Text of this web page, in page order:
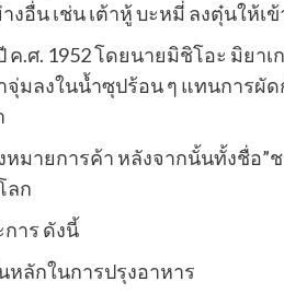
น เช่น เต้าหู้ บะหมี่ ลงตุ๋นให้
ศ. 1952 โดยนายมิชิโอะ มิยาเ
มลงในน้ำซุปร้อน ๆ แทนการ
หมายการค้า หลังจากนั้นทั้งชื่อ
ลก
าร ดังนี้
ลักในการปรุงอาหาร